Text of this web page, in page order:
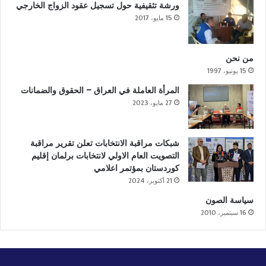
ورشة تثقيفية حول تسجيل عقود الزواج الخارجي
15 مايو، 2017
من نحن
15 يونيو، 1997
المرأة العاملة في العراق – الحقوق والضمانات
27 مايو، 2023
شبكات مراقبة الانتخابات تعلن تقرير مراقبة
التصويت العام الاولي لانتخابات برلمان إقليم
كوردستان بمؤتمر اعلامي
21 أكتوبر، 2024
سياسة الصون
16 سبتمبر، 2010